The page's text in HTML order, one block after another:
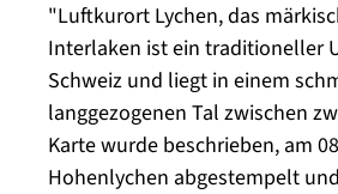
"Luftkurort Lychen, das
Interlaken ist ein traditioneller
Schweiz und liegt in einem
langgezogenen Tal zwischen
Karte wurde beschrieben, am
Hohenlychen abgestempelt